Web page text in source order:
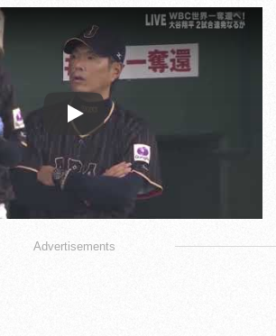
Play
Advertisements